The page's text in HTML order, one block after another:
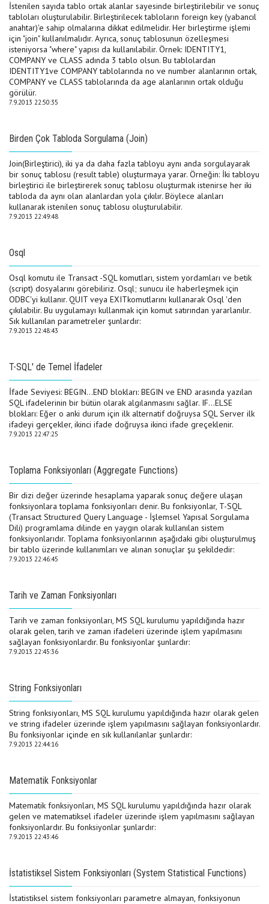
İstenilen sayıda tablo ortak alanlar sayesinde birleştirilebilir ve sonuç
tabloları oluşturulabilir. Birleştirilecek tabloların foreign key (yabancıl
anahtar)'e sahip olmalarına dikkat edilmelidir. Her birleştirme işlemi
için "join" kullanılmalıdır. Ayrıca, sonuç tablosunun özelleşmesi
isteniyorsa "where" yapısı da kullanılabilir. Örnek: IDENTITY1,
COMPANY ve CLASS adında 3 tablo olsun. Bu tablolardan
IDENTITY1ve COMPANY tablolarında no ve number alanlarının ortak,
COMPANY ve CLASS tablolarında da age alanlarının ortak olduğu
görülür.
7.9.2013 22:50:35
Birden Çok Tabloda Sorgulama (Join)
Join(Birleştirici), iki ya da daha fazla tabloyu aynı anda sorgulayarak
bir sonuç tablosu (result table) oluşturmaya yarar. Örneğin: İki tabloyu
birleştirici ile birleştirerek sonuç tablosu oluşturmak istenirse her iki
tabloda da aynı olan alanlardan yola çıkılır. Böylece alanları
kullanarak istenilen sonuç tablosu oluşturulabilir.
7.9.2013 22:49:48
Osql
Osql komutu ile Transact -SQL komutları, sistem yordamları ve betik
(script) dosyalarını görebiliriz. Osql; sunucu ile haberleşmek için
ODBC'yi kullanır. QUIT veya EXITkomutlarını kullanarak Osql 'den
çıkılabilir. Bu uygulamayı kullanmak için komut satırından yararlanılır.
Sık kullanılan parametreler şunlardır:
7.9.2013 22:48:43
T-SQL' de Temel İfadeler
İfade Seviyesi: BEGIN...END blokları: BEGIN ve END arasında yazılan
SQL ifadelerinin bir bütün olarak algılanmasını sağlar. IF...ELSE
blokları: Eğer o anki durum için ilk alternatif doğruysa SQL Server ilk
ifadeyi gerçekler, ikinci ifade doğruysa ikinci ifade greçeklenir.
7.9.2013 22:47:25
Toplama Fonksiyonları (Aggregate Functions)
Bir dizi değer üzerinde hesaplama yaparak sonuç değere ulaşan
fonksiyonlara toplama fonksiyonları denir. Bu fonksiyonlar, T-SQL
(Transact Structured Query Language - İşlemsel Yapısal Sorgulama
Dili) programlama dilinde en yaygın olarak kullanılan sistem
fonksiyonlarıdır. Toplama fonksiyonlarının aşağıdaki gibi oluşturulmuş
bir tablo üzerinde kullanımları ve alınan sonuçlar şu şekildedir:
7.9.2013 22:46:45
Tarih ve Zaman Fonksiyonları
Tarih ve zaman fonksiyonları, MS SQL kurulumu yapıldığında hazır
olarak gelen, tarih ve zaman ifadeleri üzerinde işlem yapılmasını
sağlayan fonksiyonlardır. Bu fonksiyonlar şunlardır:
7.9.2013 22:45:36
String Fonksiyonları
String fonksiyonları, MS SQL kurulumu yapıldığında hazır olarak gelen
ve string ifadeler üzerinde işlem yapılmasını sağlayan fonksiyonlardır.
Bu fonksiyonlar içinde en sık kullanılanlar şunlardır:
7.9.2013 22:44:16
Matematik Fonksiyonlar
Matematik fonksiyonları, MS SQL kurulumu yapıldığında hazır olarak
gelen ve matematiksel ifadeler üzerinde işlem yapılmasını sağlayan
fonksiyonlardır. Bu fonksiyonlar şunlardır:
7.9.2013 22:43:46
İstatistiksel Sistem Fonksiyonları (System Statistical Functions)
İstatistiksel sistem fonksiyonları parametre almayan, fonksiyonun